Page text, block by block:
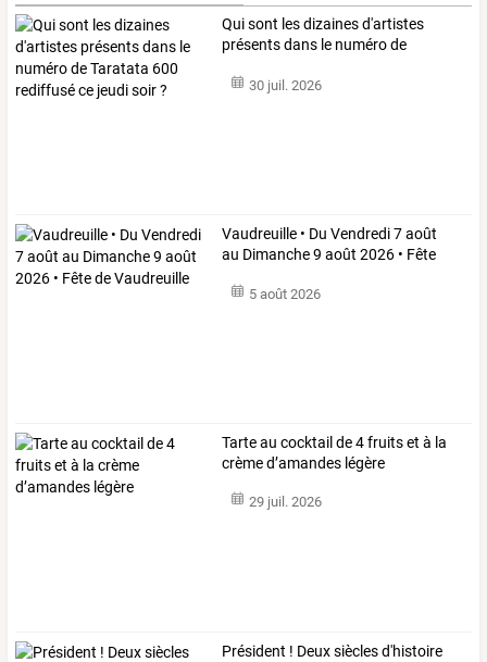
Quisont lesdizainesd'artistes
présentsdans le numérode
30 juil. 2026
Vaudreuille • Du Vendredi7août
au Dimanche9 août 2026 • Fête
5 août 2026
Tarte au cocktail de 4 fruits et à la
crème d’amandes légère
29 juil. 2026
Président ! Deux siècles d'histoire